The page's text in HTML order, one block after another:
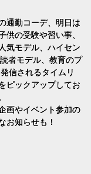
通勤コーデ、明日は
供の受験や習い事、
気モデル、ハイセン
者モデル、教育のプ
信されるタイムリ
ピックアップしてお
画やイベント参加の
お知らせも！